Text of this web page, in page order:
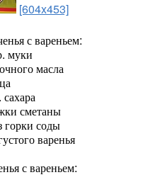
[604x453]
с вареньем:
муки
масла
сметаны
горки соды
варенья
с вареньем: